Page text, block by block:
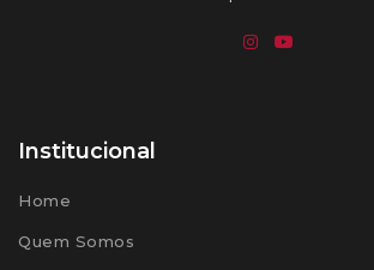
Institucional
Home
Quem Somos